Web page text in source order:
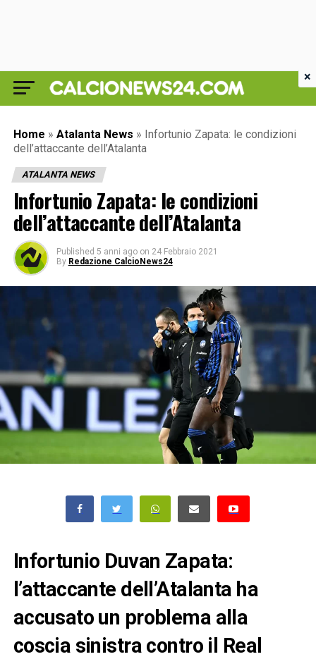
Home » Atalanta News » Infortunio Zapata: le condizioni
dell’attaccante dell’Atalanta
ATALANTA NEWS
Infortunio Zapata: le condizioni
dell’attaccante dell’Atalanta
Published 5 anni ago on 24 Febbraio 2021
By Redazione CalcioNews24
Infortunio Duvan Zapata:
l’attaccante dell’Atalanta ha
accusato un problema alla
coscia sinistra contro il Real
×